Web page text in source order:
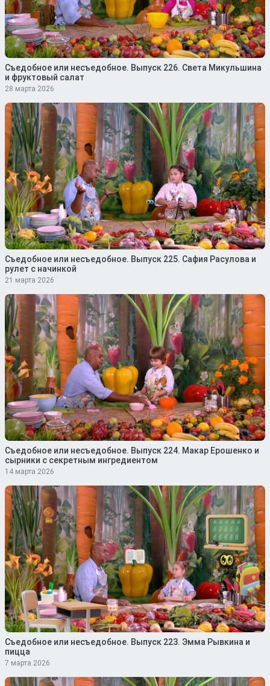
Съедобное или несъедобное. Выпуск 226. Света Микульшина
и фруктовый салат
28 марта 2026
Съедобное или несъедобное. Выпуск 225. Сафия Расулова и
рулет с начинкой
21 марта 2026
Съедобное или несъедобное. Выпуск 224. Макар Ерошенко и
сырники с секретным ингредиентом
14 марта 2026
Съедобное или несъедобное. Выпуск 223. Эмма Рывкина и
пицца
7 марта 2026